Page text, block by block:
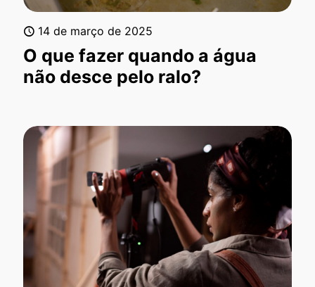
14 de março de 2025
O que fazer quando a água
não desce pelo ralo?